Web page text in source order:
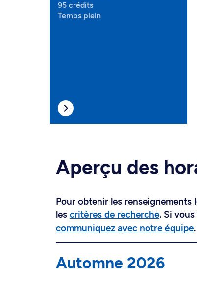
95 crédits
Temps plein
Aperçu des
Pour obtenir les
les critères de recherche. Si
communiquez avec notre équipe.
Automne 2026